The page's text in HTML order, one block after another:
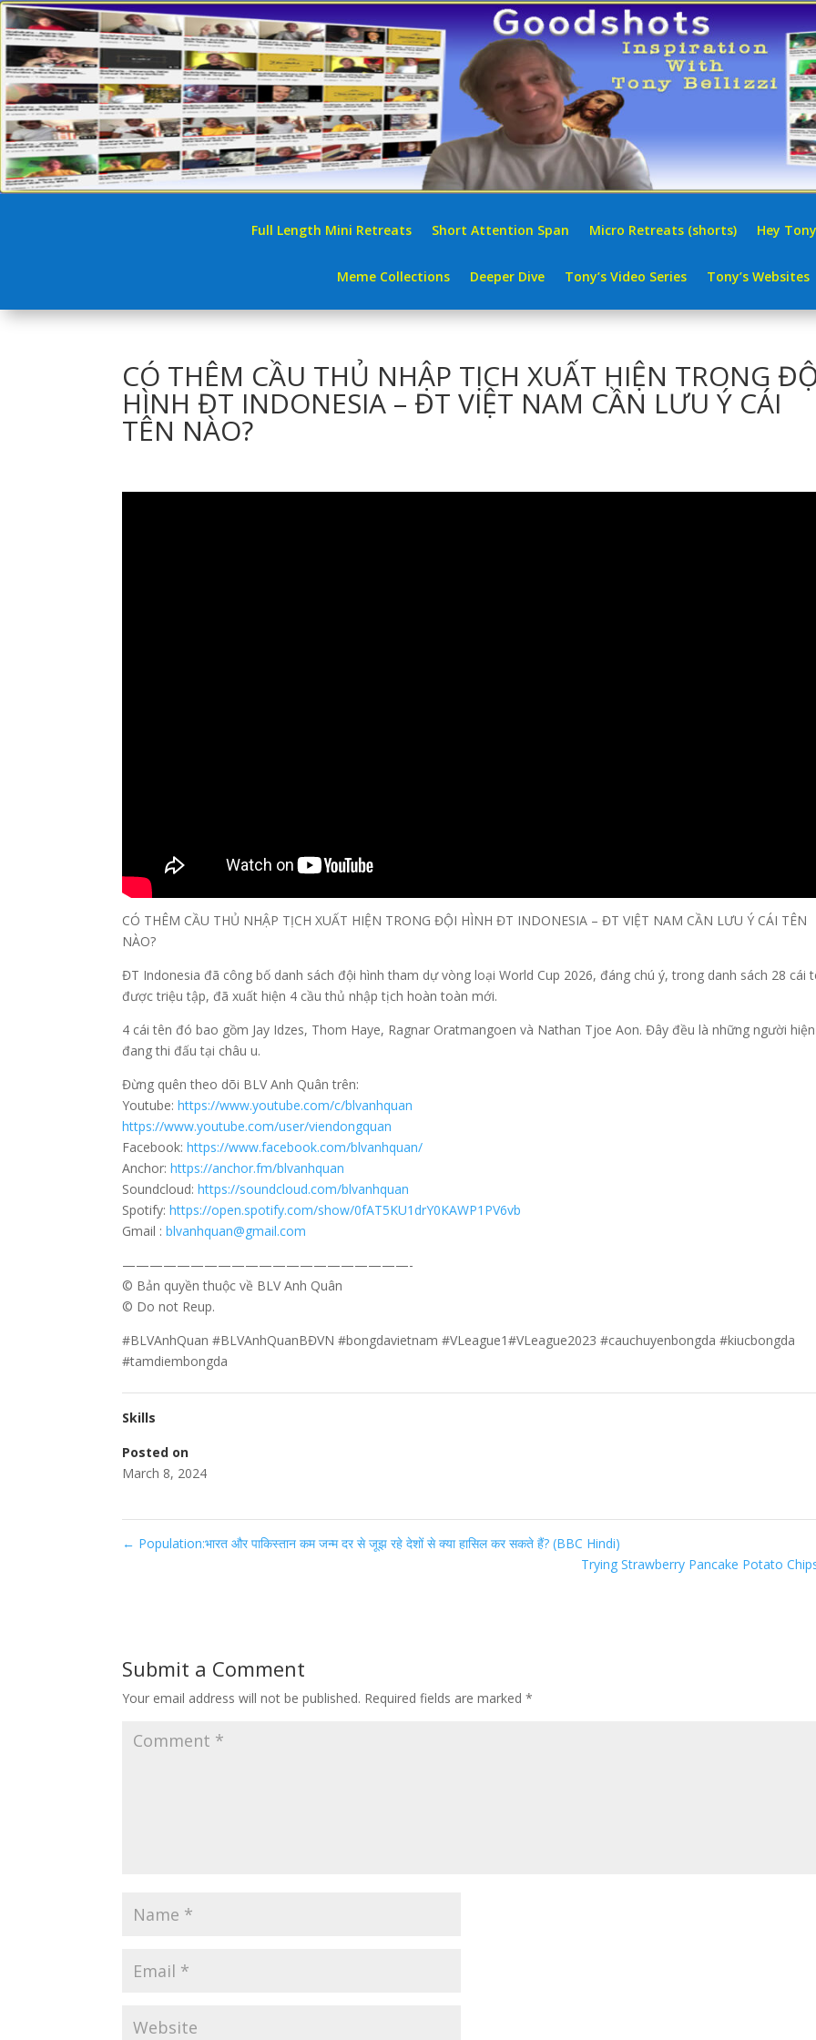
Full Length Mini Retreats Short Attention Span Micro Retreats (shorts) Hey
Meme Collections Deeper Dive Tony’s Video Series Tony’s Websites
CÓ THÊM CẦU THỦ NHẬP TỊCH XUẤT HIỆN TRONG
HÌNH ĐT INDONESIA – ĐT VIỆT NAM CẦN LƯU Ý CÁI
TÊN NÀO?
CÓ THÊM CẦU THỦ NHẬP TỊCH XUẤT HIỆN TRONG ĐỘI HÌNH ĐT INDONESIA – ĐT VIỆT NAM CẦN LƯU Ý CÁI TÊN
NÀO?
ĐT Indonesia đã công bố danh sách đội hình tham dự vòng loại World Cup 2026, đáng chú ý, trong danh sách 28 cái
được triệu tập, đã xuất hiện 4 cầu thủ nhập tịch hoàn toàn mới.
4 cái tên đó bao gồm Jay Idzes, Thom Haye, Ragnar Oratmangoen và Nathan Tjoe Aon. Đây đều là những người hiện
đang thi đấu tại châu u.
Đừng quên theo dõi BLV Anh Quân trên:
Youtube:https://www.youtube.com/c/blvanhquan
https://www.youtube.com/user/viendongquan
Facebook:https://www.facebook.com/blvanhquan/
Anchor:https://anchor.fm/blvanhquan
Soundcloud:https://soundcloud.com/blvanhquan
Spotify:https://open.spotify.com/show/0fAT5KU1drY0KAWP1PV6vb
Gmail :blvanhquan@gmail.com
—————————————————————-
© Bản quyền thuộc về BLV Anh Quân
© Do not Reup.
#BLVAnhQuan #BLVAnhQuanBĐVN #bongdavietnam #VLeague1#VLeague2023 #cauchuyenbongda #kiucbongda
#tamdiembongda
Skills
Posted on
March 8, 2024
← Population:भारत और पाकिस्तान कम जन्म दर से जूझ रहे देशों से क्या हासिल कर सकते हैं? (BBC Hindi)
Trying Strawberry Pancake Potato
Submit a Comment
Your email address will not be published. Required fields are marked*